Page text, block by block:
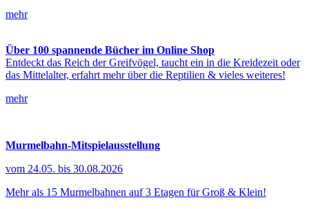
mehr
Über 100 spannende Bücher im Online Shop
Entdeckt das Reich der Greifvögel, taucht ein in die Kreidezeit oder
das Mittelalter, erfahrt mehr über die Reptilien & vieles weiteres!
mehr
Murmelbahn-Mitspielausstellung
vom 24.05. bis 30.08.2026
Mehr als 15 Murmelbahnen auf 3 Etagen für Groß & Klein!